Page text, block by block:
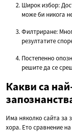
Широк избор:
може би никога
Филтриране:
резултатите
Постепенно
решите да се
Какви са
Има няколко сайта за
хора. Ето сравнение